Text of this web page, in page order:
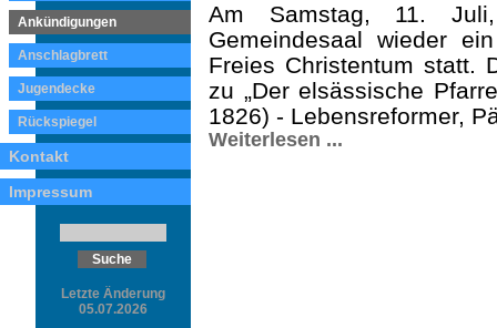
Ankündigungen
Anschlagbrett
Jugendecke
Rückspiegel
Kontakt
Impressum
Letzte Änderung
05.07.2026
Am Samstag, 11.
Gemeindesaal wieder
Freies Christentum statt.
zu „Der elsässische
1826) - Lebensreformer,
Weiterlesen ...